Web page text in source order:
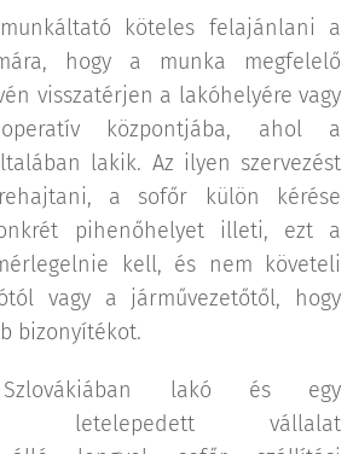
köteles felajánlani a
hogy a munka megfelelő
visszatérjen a lakóhelyére vagy
központjába, ahol a
lakik. Az ilyen szervezést
a sofőr külön kérése
pihenőhelyet illeti, ezt a
kell, és nem követeli
vagy a járművezetőtől, hogy
bizonyítékot.
lakó és egy
letelepedett vállalat